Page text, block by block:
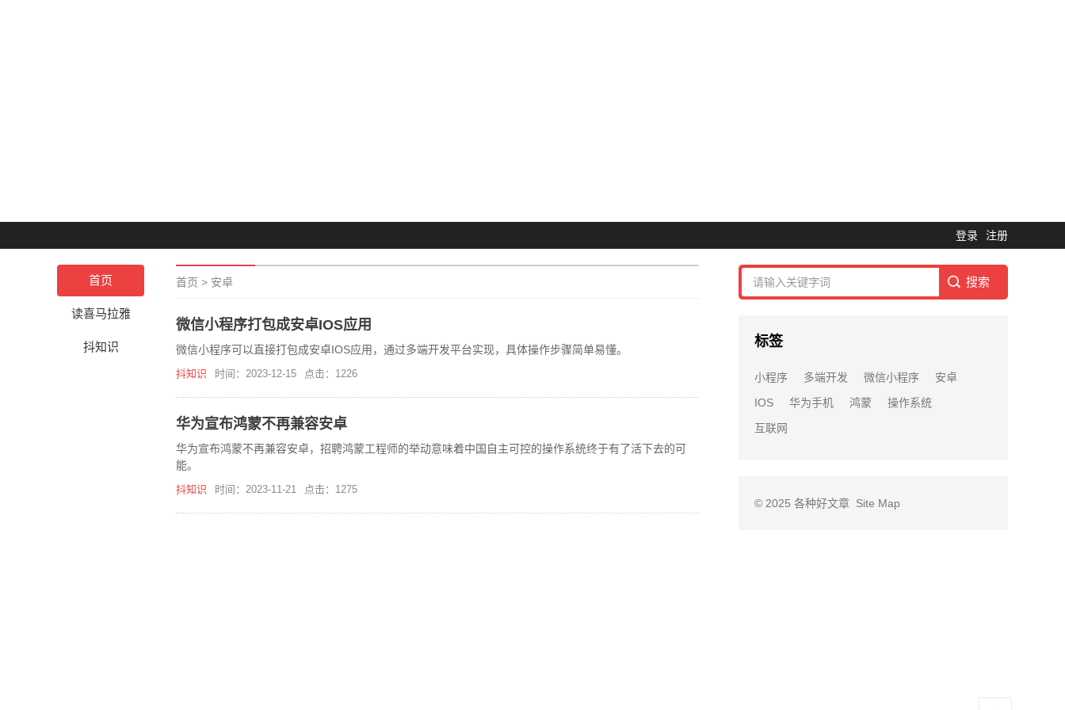
登录 注册
首页
读喜马拉雅
抖知识
首页 > 安卓
微信小程序打包成安卓IOS应用
微信小程序可以直接打包成安卓IOS应用，通过多端开发平台实现，具体操作步骤简单易懂。
抖知识 时间：2023-12-15 点击：1226
华为宣布鸿蒙不再兼容安卓
华为宣布鸿蒙不再兼容安卓，招聘鸿蒙工程师的举动意味着中国自主可控的操作系统终于有了活下去的可
能。
抖知识 时间：2023-11-21 点击：1275
标签
小程序 多端开发 微信小程序
安卓
IOS
华为手机 鸿蒙
操作系统
互联网
© 2025 各种好文章 Site Map